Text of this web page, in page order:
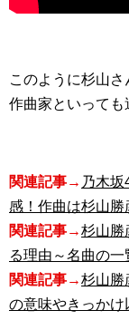
このように杉山
作曲家といっても
関連記事→ 乃木
感！作曲は杉山勝
関連記事→杉山勝
る理由～名曲の一
関連記事→杉山勝
の意味やきっかけ